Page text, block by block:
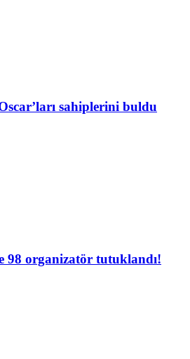
sahiplerini buldu
98 organizatör tutuklandı!